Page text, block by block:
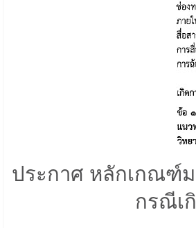
ประกาศ หลักเกณฑ์ม
กรณีเ